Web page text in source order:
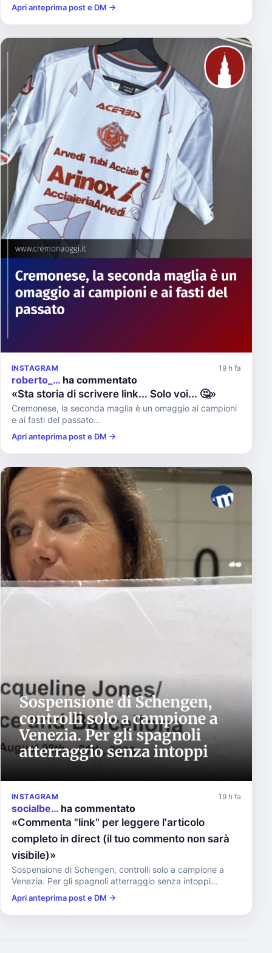
Apri anteprima post e DM →
INSTAGRAM 19 h fa
roberto_… ha commentato
«Sta storia di scrivere link... Solo voi... 🤔»
Cremonese, la seconda maglia è un omaggio ai campioni
e ai fasti del passato...
Apri anteprima post e DM →
INSTAGRAM 19 h fa
socialbe… ha commentato
«Commenta "link" per leggere l'articolo
completo in direct (il tuo commento non sarà
visibile)»
Sospensione di Schengen, controlli solo a campione a
Venezia. Per gli spagnoli atterraggio senza intoppi...
Apri anteprima post e DM →